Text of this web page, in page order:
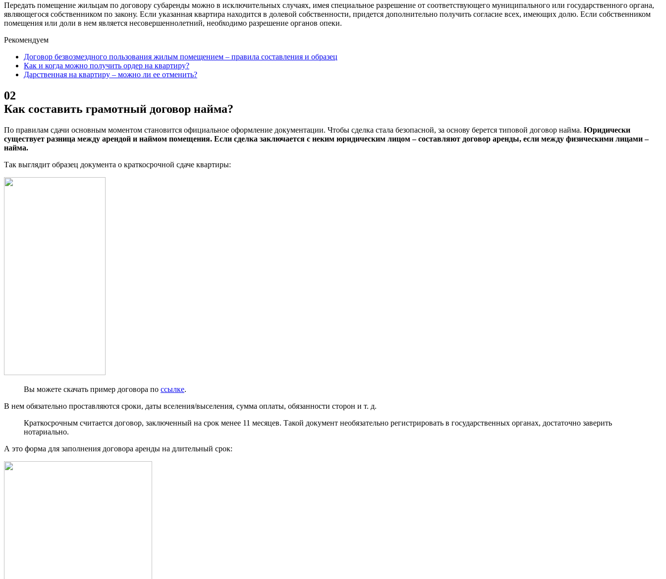
Передать помещение жильцам по договору субаренды можно в исключительных случаях, имея специальное разрешение от соответствующего муниципального или государственного органа,
являющегося собственником по закону. Если указанная квартира находится в долевой собственности, придется дополнительно получить согласие всех, имеющих долю. Если собственником
помещения или доли в нем является несовершеннолетний, необходимо разрешение органов опеки.
Рекомендуем
Договор безвозмездного пользования жилым помещением – правила составления и образец
Как и когда можно получить ордер на квартиру?
Дарственная на квартиру – можно ли ее отменить?
02
Как составить грамотный договор найма?
По правилам сдачи основным моментом становится официальное оформление документации. Чтобы сделка стала безопасной, за основу берется типовой договор найма. Юридически
существует разница между арендой и наймом помещения. Если сделка заключается с неким юридическим лицом – составляют договор аренды, если между физическими лицами –
найма.
Так выглядит образец документа о краткосрочной сдаче квартиры:
Вы можете скачать пример договора по ссылке.
В нем обязательно проставляются сроки, даты вселения/выселения, сумма оплаты, обязанности сторон и т. д.
Краткосрочным считается договор, заключенный на срок менее 11 месяцев. Такой документ необязательно регистрировать в государственных органах, достаточно заверить
нотариально.
А это форма для заполнения договора аренды на длительный срок: